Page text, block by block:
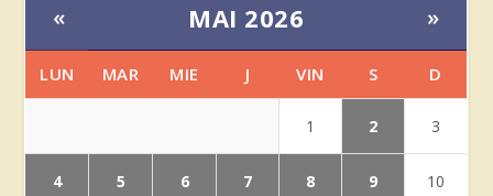
« MAI 2026 »
LUN MAR MIE J VIN S D
1 2 3
4 5 6 7 8 9 10